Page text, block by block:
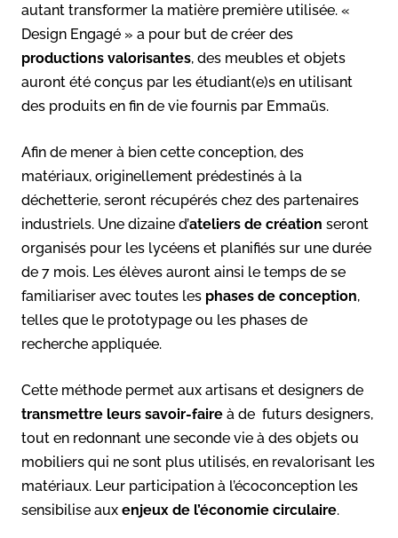
autant transformer la matière première utilisée. «
Design Engagé » a pour but de créer des
productions valorisantes, des meubles et objets
auront été conçus par les étudiant(e)s en utilisant
des produits en fin de vie fournis par Emmaüs.
Afin de mener à bien cette conception, des
matériaux, originellement prédestinés à la
déchetterie, seront récupérés chez des partenaires
industriels. Une dizaine d’ateliers de création seront
organisés pour les lycéens et planifiés sur une durée
de 7 mois. Les élèves auront ainsi le temps de se
familiariser avec toutes les phases de conception,
telles que le prototypage ou les phases de
recherche appliquée.
Cette méthode permet aux artisans et designers de
transmettre leurs savoir-faire à de futurs designers,
tout en redonnant une seconde vie à des objets ou
mobiliers qui ne sont plus utilisés, en revalorisant les
matériaux. Leur participation à l’écoconception les
sensibilise aux enjeux de l’économie circulaire.